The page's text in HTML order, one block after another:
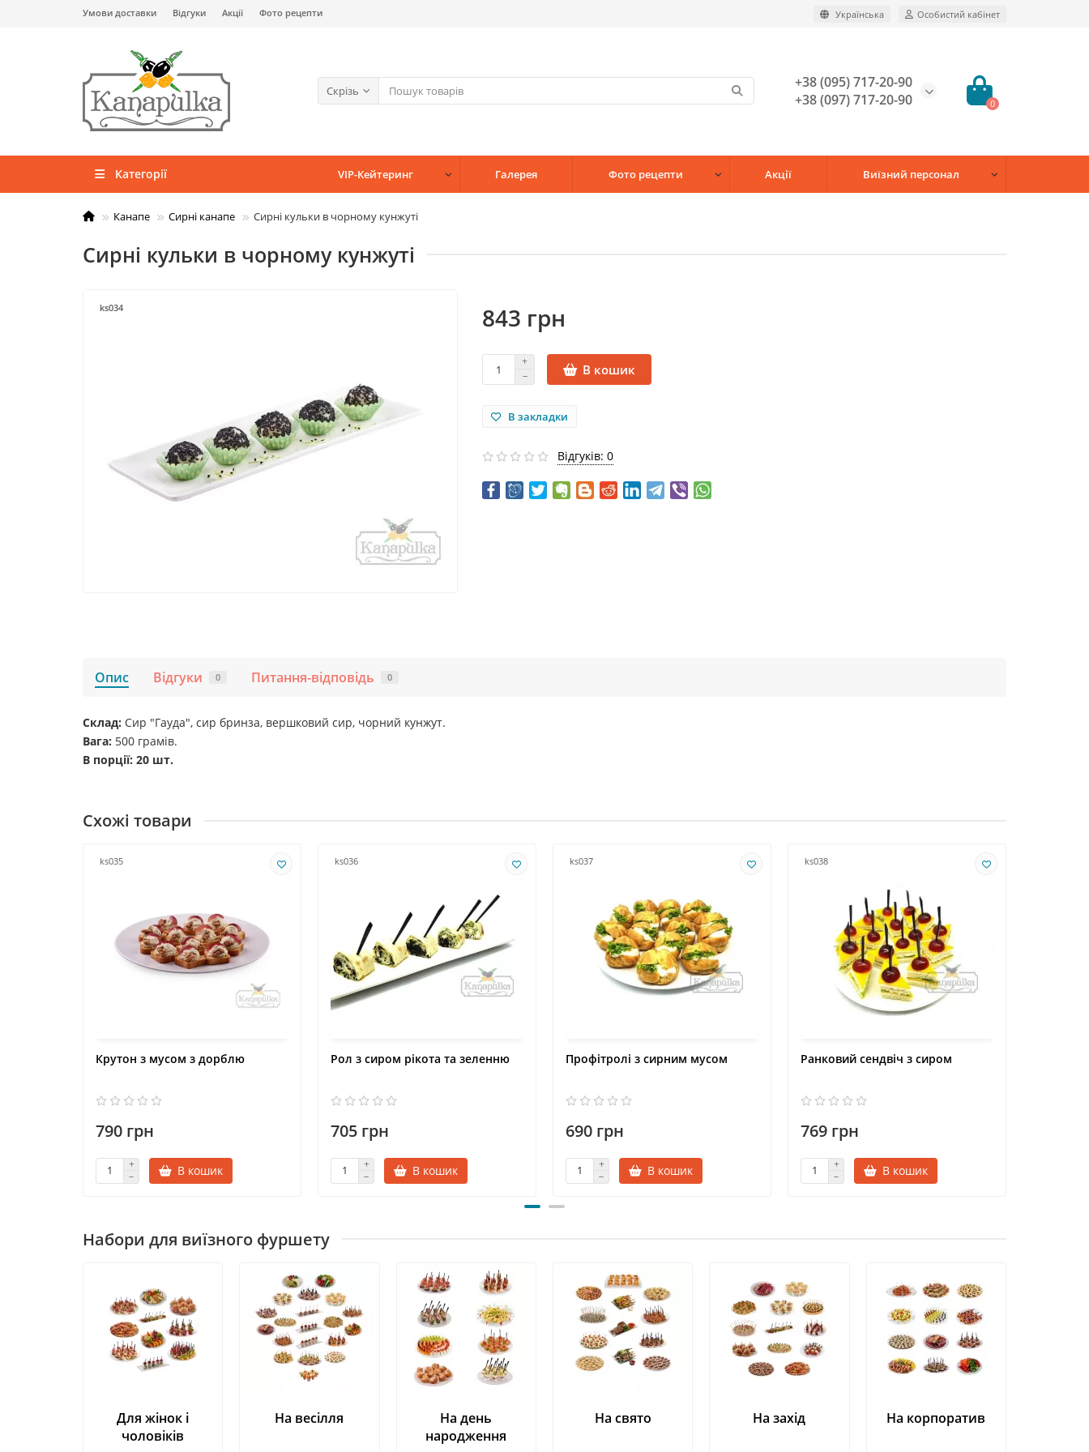
Умови доставки Відгуки Акції Фото рецепти Українська Особистий кабінет
Скрізь
+38 (095) 717-20-90
+38 (097) 717-20-90
0
Категорії VIP-Кейтеринг Галерея Фото рецепти Акції Виїзний персонал
Канапе Сирні канапе Сирні кульки в чорному кунжуті
Сирні кульки в чорному кунжуті
ks034 843 грн
В кошик
В закладки
Відгуків: 0
Опис Відгуки 0 Питання-відповідь 0
Склад: Сир "Гауда", сир бринза, вершковий сир, чорний кунжут.
Вага: 500 грамів.
В порції: 20 шт.
Схожі товари
ks035
Крутон з мусом з дорблю
790 грн
В кошик
ks036
Рол з сиром рікота та зеленню
705 грн
В кошик
ks037
Профітролі з сирним мусом
690 грн
В кошик
ks038
Ранковий сендвіч з сиром
769 грн
В кошик
Набори для виїзного фуршету
Для жінок і
чоловіків
На весілля
На день
народження
На свято На захід На корпоратив